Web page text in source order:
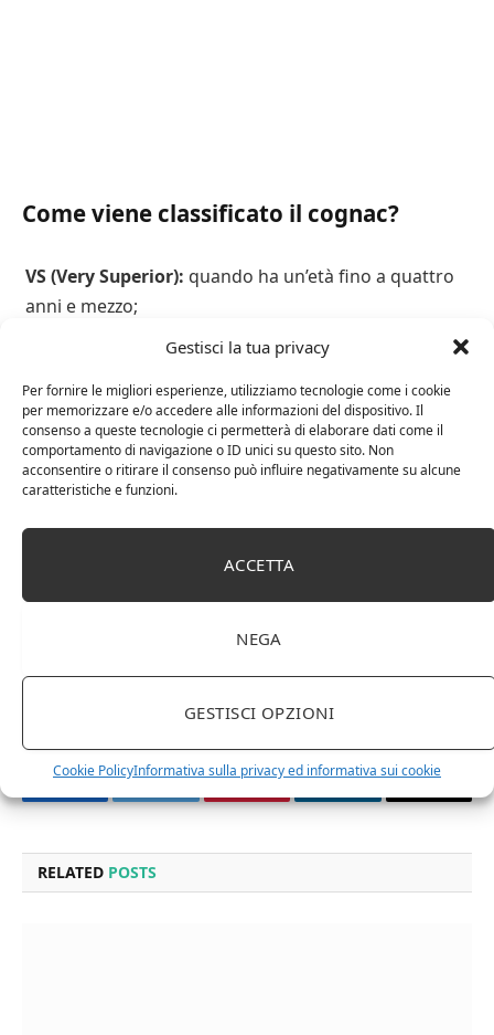
Gestisci la tua privacy
Per fornire le migliori esperienze, utilizziamo tecnologie come i cookie
per memorizzare e/o accedere alle informazioni del dispositivo. Il
consenso a queste tecnologie ci permetterà di elaborare dati come il
comportamento di navigazione o ID unici su questo sito. Non
acconsentire o ritirare il consenso può influire negativamente su alcune
caratteristiche e funzioni.
ACCETTA
NEGA
GESTISCI OPZIONI
Cookie PolicyInformativa sulla privacy ed informativa sui cookie
Come viene classificato il cognac?
VS (Very Superior): quando ha un’età fino a quattro
anni e mezzo;
VSOP (Very Superior Old Pale) o VO (Very Old)
mezzo e i sei anni e mezzo;
Vieille Reserve (Vecchia Riserva), Grande
Réserve (Gran Riserva), Royal, Vieux (Vecchio),
XO (Extra Old) e Napoléon
anni e mezzo;
: quando ha un’età maggiore di
sei anni e mezzo.
Facebook Twitter Pinterest LinkedIn Email
RELATED POSTS